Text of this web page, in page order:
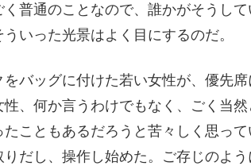
普通のことなので、誰かがそうし
いった光景はよく目にするのだ。
バッグに付けた若い女性が、優先
性、何か言うわけでもなく、ごく当
こともあるだろうと苦々しく思っ
りだし、操作し始めた。ご存じのよ